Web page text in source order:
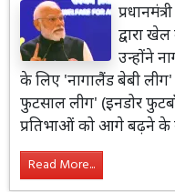
द्वारा
उन्होंने
के लिए 'नागालैंड बेबी
फुटसाल लीग' (इनडोर
प्रतिभाओं को आगे बढ़ने के
Read More...